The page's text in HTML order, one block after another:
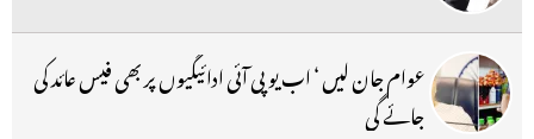
عوام جان لیں ‘ اب یو پی آئی ادائیگیوں پر بھی فیس عائد کی
جائے گی